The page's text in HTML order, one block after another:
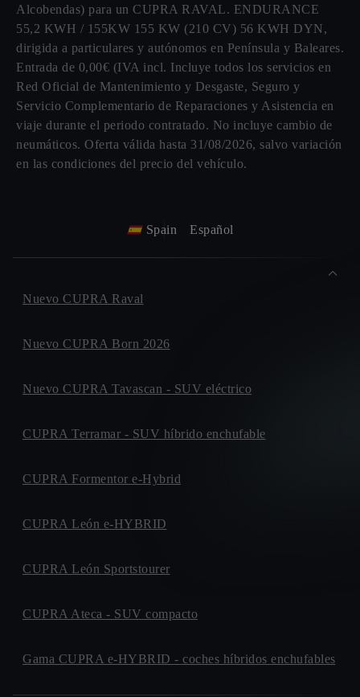
Alcobendas) para un CUPRA RAVAL. ENDURANCE
55,2 KWH / 155KW 155 KW (210 CV) 56 KWH DYN,
dirigida a particulares y autónomos en Península y Baleares.
Entrada de 0,00€ (IVA incl. Incluye todos los servicios en
Red Oficial de Mantenimiento y Desgaste, Seguro y
Servicio Complementario de Reparaciones y Asistencia en
viaje durante el periodo contratado. No incluye cambio de
neumáticos. Oferta válida hasta 31/08/2026, salvo variación
en las condiciones del precio del vehículo.
Spain Español
Nuevo CUPRA Raval
Nuevo CUPRA Born 2026
Nuevo CUPRA Tavascan - SUV eléctrico
CUPRA Terramar - SUV híbrido enchufable
CUPRA Formentor e-Hybrid
CUPRA León e-HYBRID
CUPRA León Sportstourer
CUPRA Ateca - SUV compacto
Gama CUPRA e-HYBRID - coches híbridos enchufables